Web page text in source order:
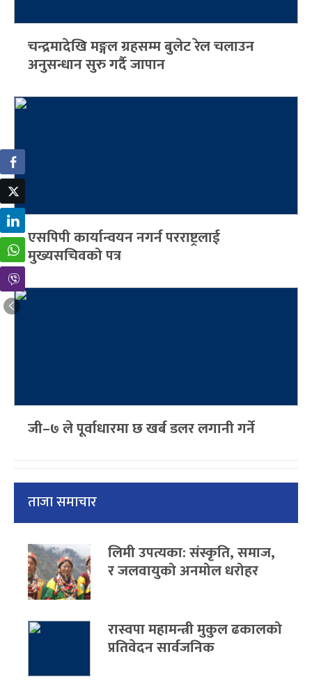
चन्द्रमादेखि मङ्गल ग्रहसम्म बुलेट रेल चलाउन
अनुसन्धान सुरु गर्दै जापान
एसपिपी कार्यान्वयन नगर्न परराष्ट्रलाई
मुख्यसचिवको पत्र
जी–७ ले पूर्वाधारमा छ खर्ब डलर लगानी गर्ने
ताजा समाचार
लिमी उपत्यका: संस्कृति, समाज,
र जलवायुको अनमोल धरोहर
रास्वपा महामन्त्री मुकुल ढकालको
प्रतिवेदन सार्वजनिक